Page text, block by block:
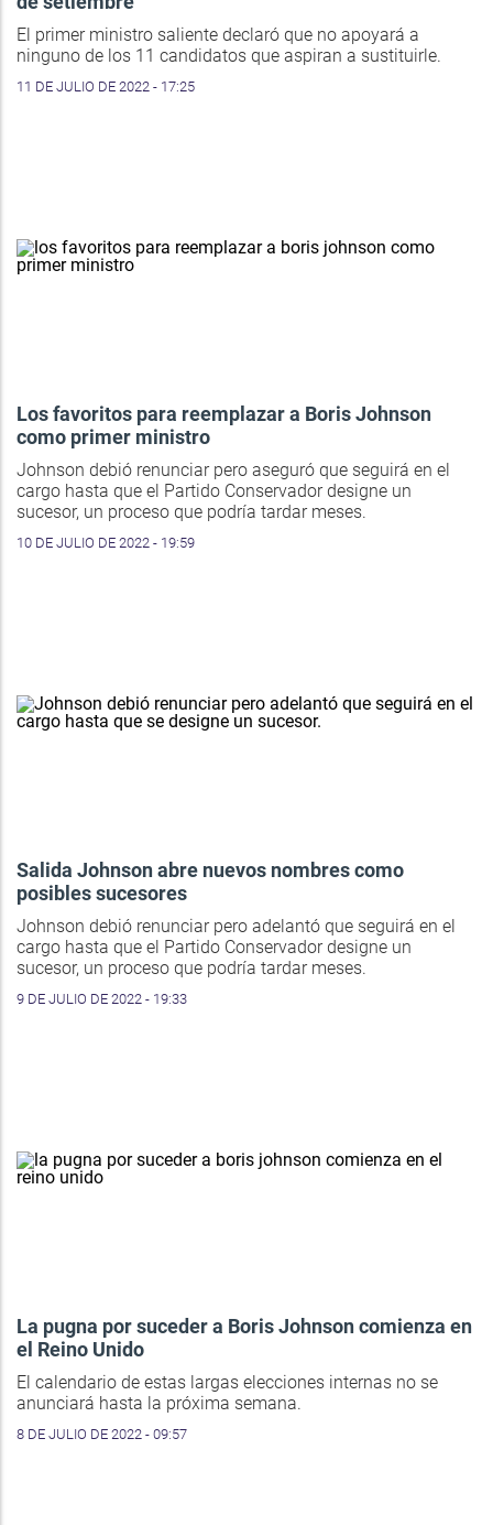
El primer ministro saliente declaró que no apoyará a
ninguno de los 11 candidatos que aspiran a sustituirle.
11 DE JULIO DE 2022 - 17:25
Los favoritos para reemplazar a Boris Johnson
como primer ministro
Johnson debió renunciar pero aseguró que seguirá en el
cargo hasta que el Partido Conservador designe un
sucesor, un proceso que podría tardar meses.
10 DE JULIO DE 2022 - 19:59
Salida Johnson abre nuevos nombres como
posibles sucesores
Johnson debió renunciar pero adelantó que seguirá en el
cargo hasta que el Partido Conservador designe un
sucesor, un proceso que podría tardar meses.
9 DE JULIO DE 2022 - 19:33
La pugna por suceder a Boris Johnson comienza en
el Reino Unido
El calendario de estas largas elecciones internas no se
anunciará hasta la próxima semana.
8 DE JULIO DE 2022 - 09:57